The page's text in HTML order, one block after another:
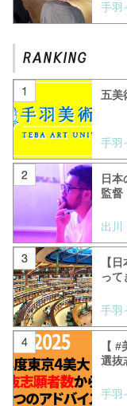
手羽
五美
手羽
日
監督
出
【
って
手羽
【
選抜
手羽